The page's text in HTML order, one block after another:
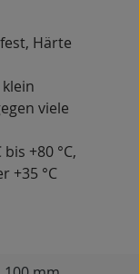
Härte
viele
+80 °C,
+35 °C